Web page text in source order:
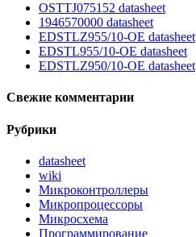
OSTTJ075152 datasheet
1946570000 datasheet
EDSTLZ955/10-OE datasheet
EDSTL955/10-OE datasheet
EDSTLZ950/10-OE datasheet
Свежие комментарии
Рубрики
datasheet
wiki
Микроконтроллеры
Микропроцессоры
Микросхема
Программирование